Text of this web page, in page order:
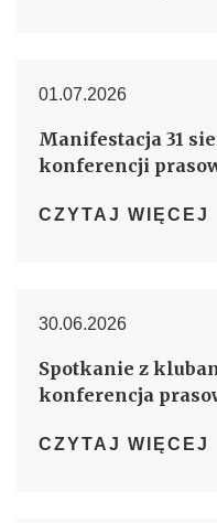
01.07.2026
Manifestacja 31
konferencji
CZYTAJ WIĘCEJ
30.06.2026
Spotkanie z
konferencja
CZYTAJ WIĘCEJ